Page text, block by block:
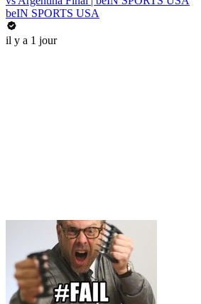
beIN SPORTS USA
il y a 1 jour